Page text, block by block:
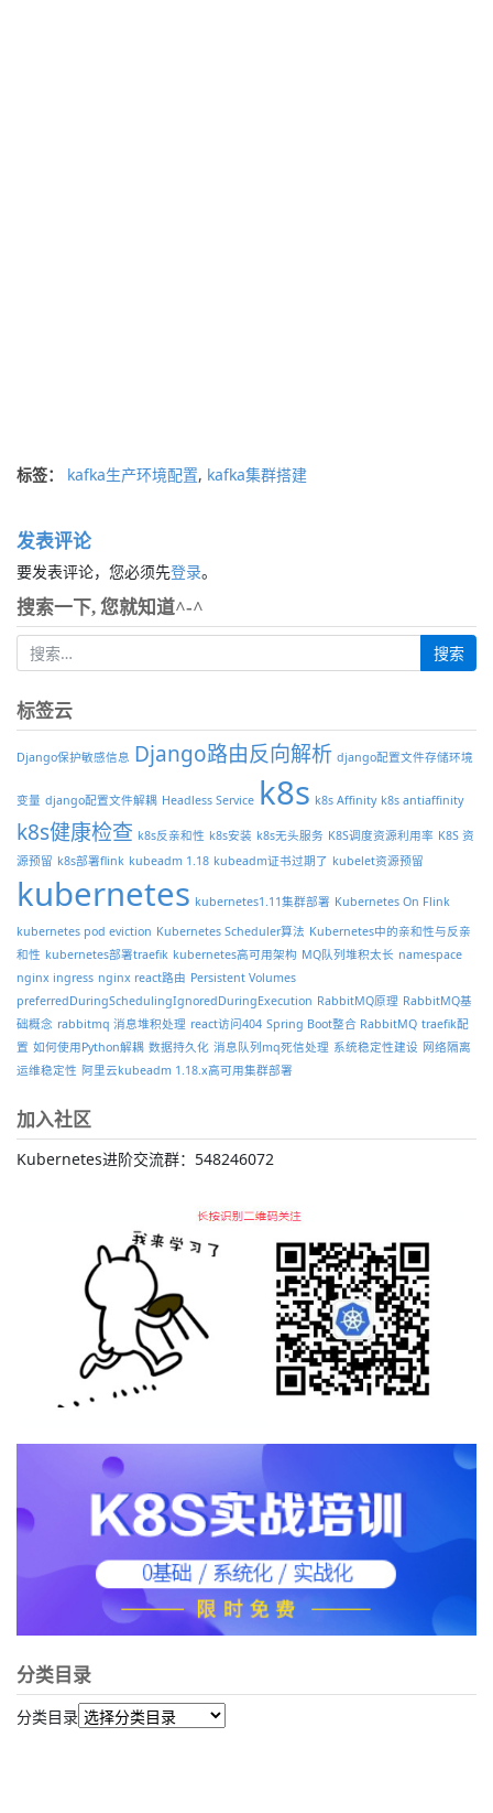
标签： kafka生产环境配置, kafka集群搭建
发表评论
要发表评论，您必须先登录。
搜索一下, 您就知道^-^
标签云
Django保护敏感信息 Django路由反向解析 django配置文件存储环境
变量 django配置文件解耦 Headless Service k8s k8s Affinity k8s antiaffinity
k8s健康检查 k8s反亲和性 k8s安装 k8s无头服务 K8S调度资源利用率 K8S 资
源预留 k8s部署flink kubeadm 1.18 kubeadm证书过期了 kubelet资源预留
kubernetes kubernetes1.11集群部署 Kubernetes On Flink
kubernetes pod eviction Kubernetes Scheduler算法 Kubernetes中的亲和性与反亲
和性 kubernetes部署traefik kubernetes高可用架构 MQ队列堆积太长 namespace
nginx ingress nginx react路由 Persistent Volumes
preferredDuringSchedulingIgnoredDuringExecution RabbitMQ原理 RabbitMQ基
础概念 rabbitmq 消息堆积处理 react访问404 Spring Boot整合 RabbitMQ traefik配
置 如何使用Python解耦 数据持久化 消息队列mq死信处理 系统稳定性建设 网络隔离
运维稳定性 阿里云kubeadm 1.18.x高可用集群部署
加入社区
Kubernetes进阶交流群：548246072
分类目录
分类目录